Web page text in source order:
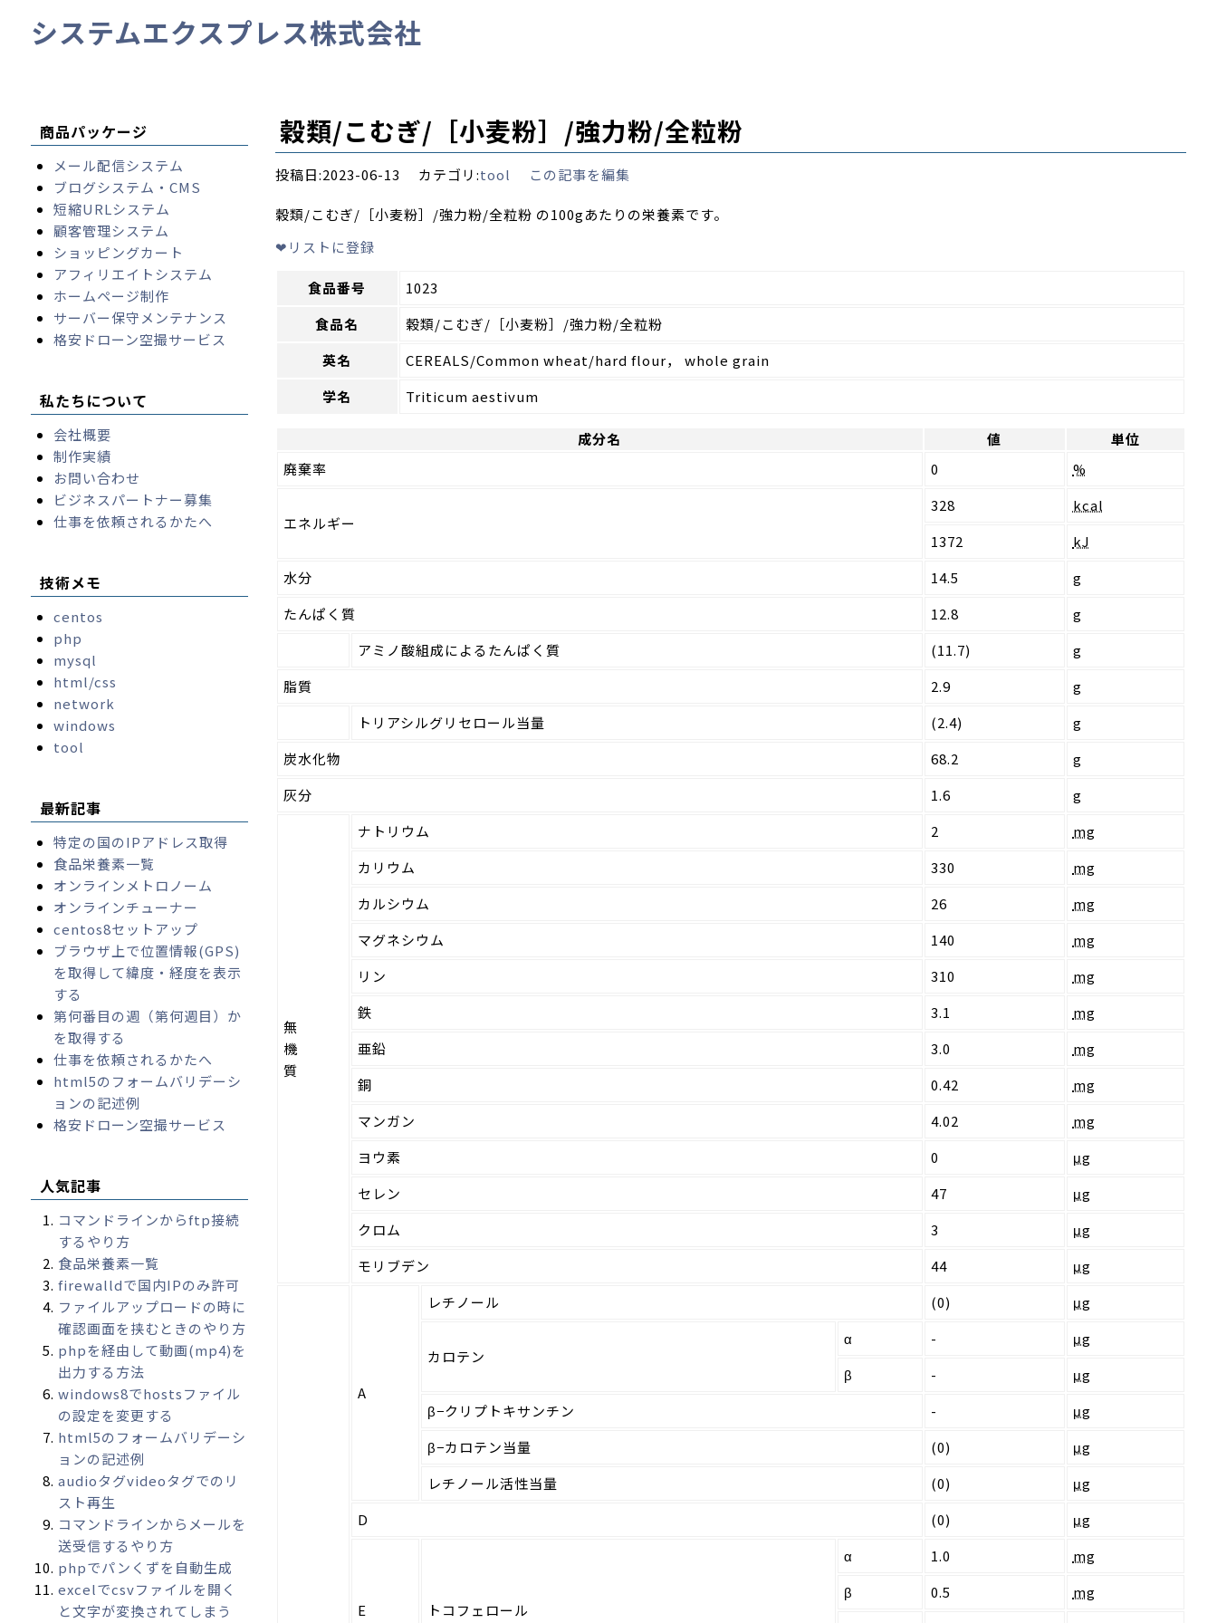
システムエクスプレス株式会社
穀類/こむぎ/［小麦粉］/強力粉/全粒粉
投稿日:2023-06-13 カテゴリ:tool この記事を編集
穀類/こむぎ/［小麦粉］/強力粉/全粒粉 の100gあたりの栄養素です。
❤ リストに登録
食品番号
1023
食品名
穀類/こむぎ/［小麦粉］/強力粉/全粒粉
英名
CEREALS/Common wheat/hard flour， whole grain
学名
Triticum aestivum
成分名 値
単位
廃棄率
0 %
エネルギー
328
kcal
1372
kJ
水分
14.5
g
たんぱく質
12.8
g
アミノ酸組成によるたんぱく質
(11.7)
g
脂質
2.9
g
トリアシルグリセロール当量
(2.4)
g
炭水化物
68.2
g
灰分
1.6 g
無
機
質
ナトリウム 2
mg
カリウム
330
mg
カルシウム
26
mg
マグネシウム
140
mg
リン
310
mg
鉄
3.1
mg
亜鉛
3.0
mg
銅
0.42
mg
マンガン
4.02
mg
ヨウ素
0
μg
セレン
47
μg
クロム
3
μg
モリブデン
44 μg
A
レチノール (0) μg
カロテン
α -
μg
β
-
μg
β−クリプトキサンチン
-
μg
β−カロテン当量
(0)
μg
レチノール活性当量
(0)
μg
D
(0) μg
E トコフェロール
α 1.0
mg
β
0.5
mg
商品パッケージ
メール配信システム
ブログシステム・CMS
短縮URLシステム
顧客管理システム
ショッピングカート
アフィリエイトシステム
ホームページ制作
サーバー保守メンテナンス
格安ドローン空撮サービス
私たちについて
会社概要
制作実績
お問い合わせ
ビジネスパートナー募集
仕事を依頼されるかたへ
技術メモ
centos
php
mysql
html/css
network
windows
tool
最新記事
特定の国のIPアドレス取得
食品栄養素一覧
オンラインメトロノーム
オンラインチューナー
centos8セットアップ
ブラウザ上で位置情報(GPS)
を取得して緯度・経度を表示
する
第何番目の週（第何週目）か
を取得する
仕事を依頼されるかたへ
html5のフォームバリデーシ
ョンの記述例
格安ドローン空撮サービス
人気記事
コマンドラインからftp接続
するやり方
食品栄養素一覧
firewalldで国内IPのみ許可
ファイルアップロードの時に
確認画面を挟むときのやり方
phpを経由して動画(mp4)を
出力する方法
windows8でhostsファイル
の設定を変更する
html5のフォームバリデーシ
ョンの記述例
audioタグvideoタグでのリ
スト再生
コマンドラインからメールを
送受信するやり方
phpでパンくずを自動生成
excelでcsvファイルを開く
と文字が変換されてしまう